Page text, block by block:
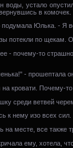
воды, устало
в
подумала Юлька. - Я
потекли по щекам.
- почему-то
- прошептала
кровати. Почему-
среди ветвей
к нему изо всех сил.
на месте, все также
ему, хотела,